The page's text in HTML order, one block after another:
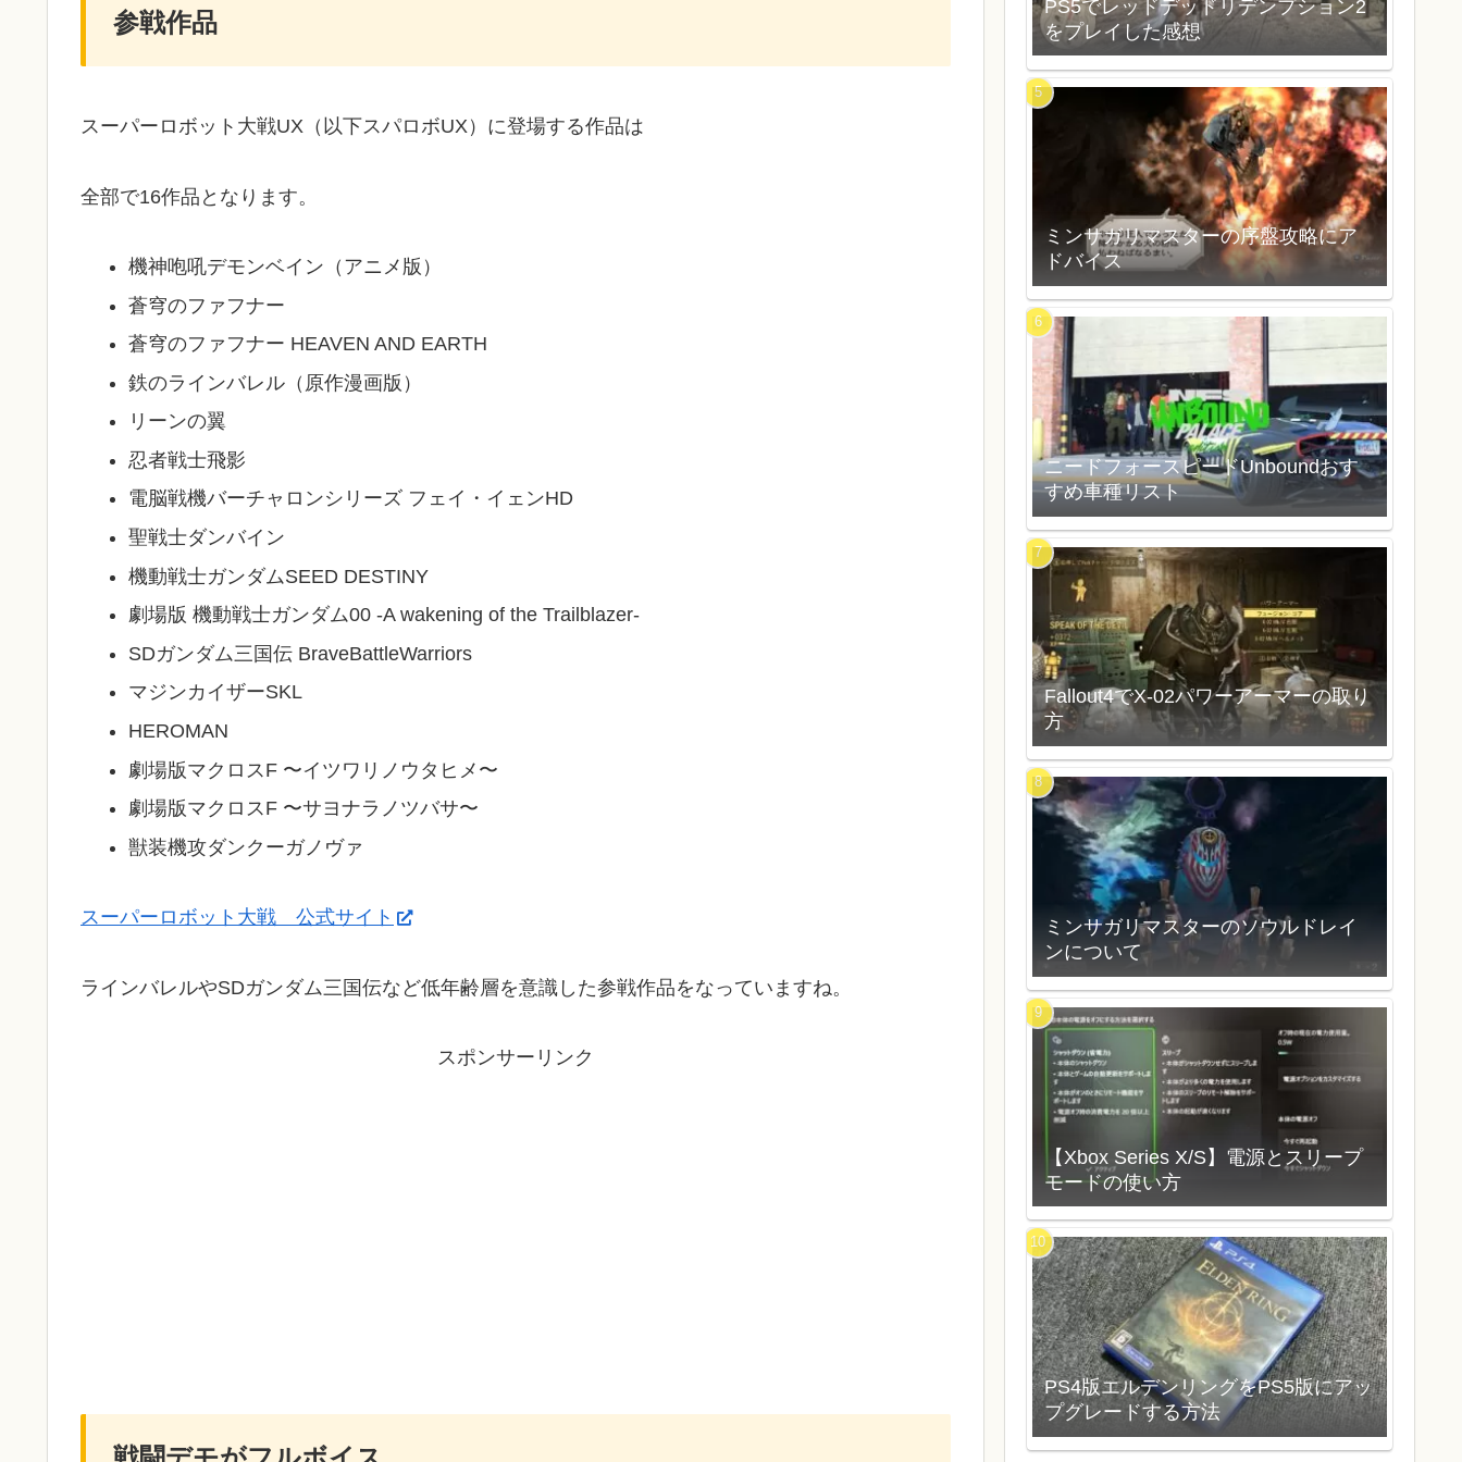
参戦作品
スーパーロボット大戦UX（以下スパロボUX）に登場する作品は
全部で16作品となります。
機神咆吼デモンベイン（アニメ版）
蒼穹のファフナー
蒼穹のファフナー HEAVEN AND EARTH
鉄のラインバレル（原作漫画版）
リーンの翼
忍者戦士飛影
電脳戦機バーチャロンシリーズ フェイ・イェンHD
聖戦士ダンバイン
機動戦士ガンダムSEED DESTINY
劇場版 機動戦士ガンダム00 -A wakening of the Trailblazer-
SDガンダム三国伝 BraveBattleWarriors
マジンカイザーSKL
HEROMAN
劇場版マクロスF 〜イツワリノウタヒメ〜
劇場版マクロスF 〜サヨナラノツバサ〜
獣装機攻ダンクーガノヴァ
スーパーロボット大戦 公式サイト
ラインバレルやSDガンダム三国伝など低年齢層を意識した参戦作品をなっていますね。
スポンサーリンク
PS5でレッドデッドリデンプション2
をプレイした感想
ミンサガリマスターの序盤攻略にア
ドバイス
ニードフォースピードUnboundおす
すめ車種リスト
Fallout4でX-02パワーアーマーの取り
方
ミンサガリマスターのソウルドレイ
ンについて
【Xbox Series X/S】電源とスリープ
モードの使い方
PS4版エルデンリングをPS5版にアッ
プグレードする方法